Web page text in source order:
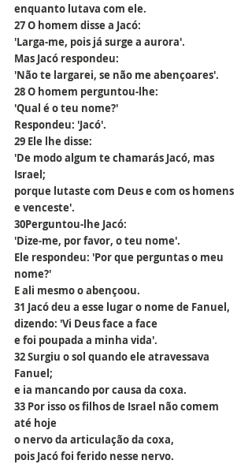
enquanto lutava com ele.
27 O homem disse a Jacó:
'Larga-me, pois já surge a aurora'.
Mas Jacó respondeu:
'Não te largarei, se não me abençoares'.
28 O homem perguntou-lhe:
'Qual é o teu nome?'
Respondeu: 'Jacó'.
29 Ele lhe disse:
'De modo algum te chamarás Jacó, mas
Israel;
porque lutaste com Deus e com os homens
e venceste'.
30Perguntou-lhe Jacó:
'Dize-me, por favor, o teu nome'.
Ele respondeu: 'Por que perguntas o meu
nome?'
E ali mesmo o abençoou.
31 Jacó deu a esse lugar o nome de Fanuel,
dizendo: 'Vi Deus face a face
e foi poupada a minha vida'.
32 Surgiu o sol quando ele atravessava
Fanuel;
e ia mancando por causa da coxa.
33 Por isso os filhos de Israel não comem
até hoje
o nervo da articulação da coxa,
pois Jacó foi ferido nesse nervo.